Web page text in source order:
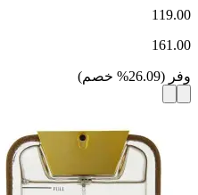
119.00
161.00
وفر (
26.09
% خصم)